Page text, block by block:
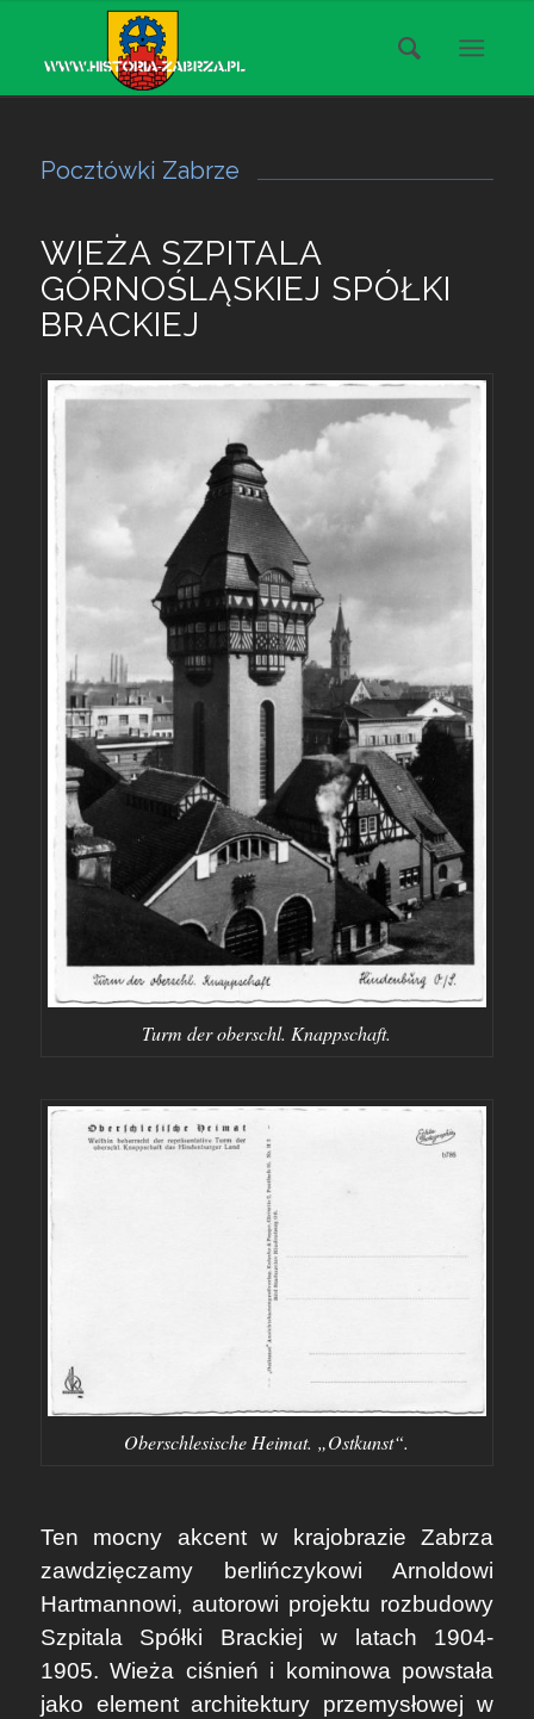
Pocztówki Zabrze
WIEŻA SZPITALA
GÓRNOŚLĄSKIEJ SPÓŁKI
BRACKIEJ
Turm der oberschl. Knappschaft.
Oberschlesische Heimat. „Ostkunst“.
Ten mocny akcent w krajobrazie Zabrza
zawdzięczamy berlińczykowi Arnoldowi
Hartmannowi, autorowi projektu rozbudowy
Szpitala Spółki Brackiej w latach 1904-
1905. Wieża ciśnień i kominowa powstała
jako element architektury przemysłowej w